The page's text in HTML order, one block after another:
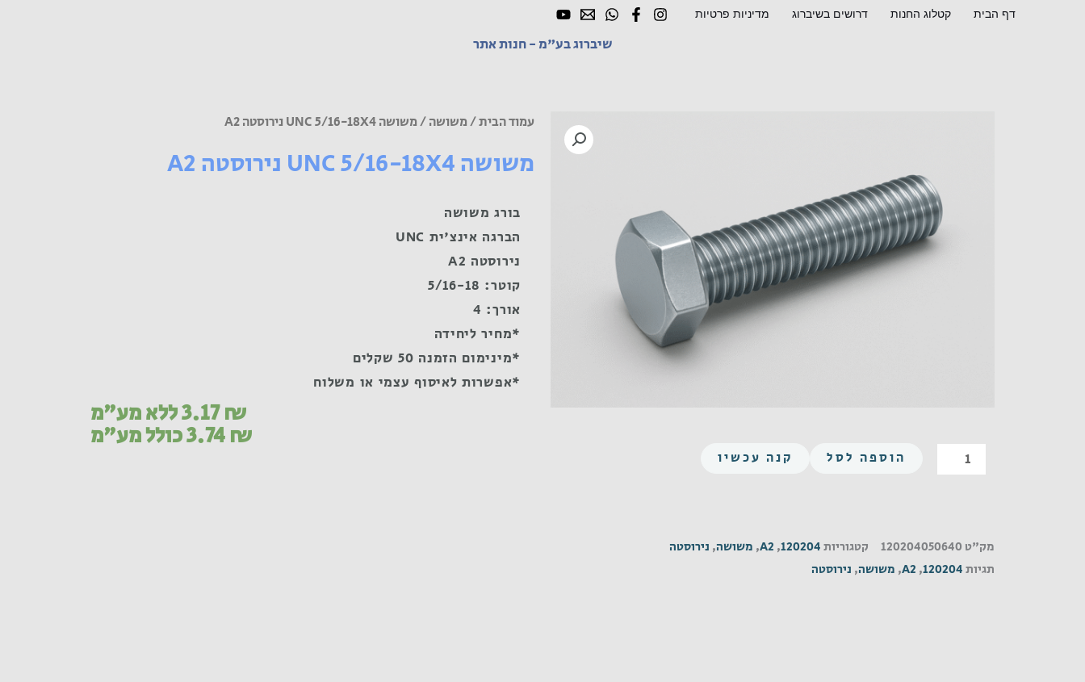
דף הבית קטלוג החנות דרושים בשיברוג מדיניות פרטיות
שיברוג בע"מ - חנות אתר
כמות
של
5/16-
18X4
הוספה לסל קנה עכשיו
עמוד הבית/משושה/ משושה UNC 5/16-18X4 נירוסטה A2
משושה UNC 5/16-18X4 נירוסטה A2
בורג משושה
הברגה אינצ'ית UNC
נירוסטה A2
קוטר: 5/16-18
אורך: 4
*מחיר ליחידה
*מינימום הזמנה 50 שקלים
*אפשרות לאיסוף עצמי או משלוח
3.17₪ ללא מע"מ
3.74₪ כולל מע"מ
מק"ט 120204050640 קטגוריות120204
,
A2
, משושה, נירוסטה
תגיות120204
,
A2
, משושה, נירוסטה